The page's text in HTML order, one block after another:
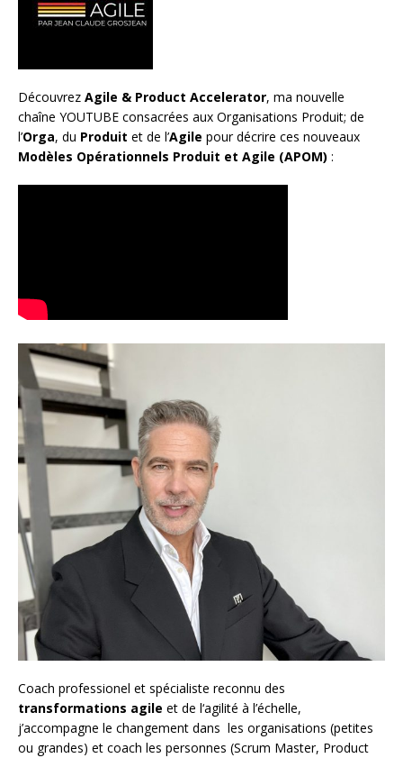
Découvrez Agile & Product Accelerator, ma nouvelle
chaîne YOUTUBE consacrées aux Organisations Produit; de
l’Orga, du Produit et de l’Agile pour décrire ces nouveaux
Modèles Opérationnels Produit et Agile (APOM) :
Coach professionel et spécialiste reconnu des
transformations agile et de l‘agilité à l’échelle,
j’accompagne le changement dans les organisations (petites
ou grandes) et coach les personnes (Scrum Master, Product